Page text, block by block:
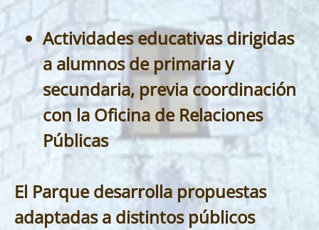
Actividades educativas dirigidas
a alumnos de primaria y
secundaria, previa coordinación
con la Oficina de Relaciones
Públicas
El Parque desarrolla propuestas
adaptadas a distintos públicos